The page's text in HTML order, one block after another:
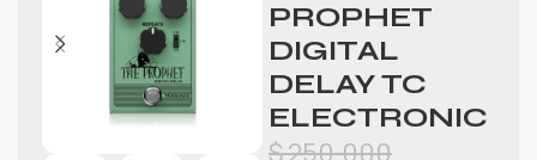
PROPHET
DIGITAL
DELAY TC
ELECTRONIC
$250.000